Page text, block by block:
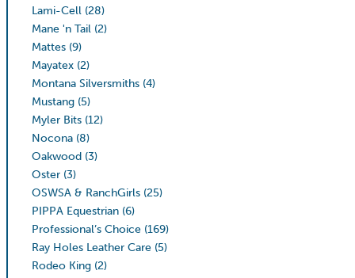
Lami-Cell (28)
Mane 'n Tail (2)
Mattes (9)
Mayatex (2)
Montana Silversmiths (4)
Mustang (5)
Myler Bits (12)
Nocona (8)
Oakwood (3)
Oster (3)
OSWSA & RanchGirls (25)
PIPPA Equestrian (6)
Professional’s Choice (169)
Ray Holes Leather Care (5)
Rodeo King (2)